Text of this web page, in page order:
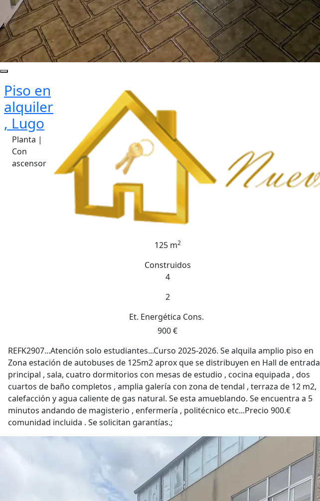
Piso en
alquiler
, Lugo
Planta |
Con
ascensor
125 m2
Construidos
4
2
Et. Energética Cons.
900 €
REFK2907...Atención solo estudiantes...Curso 2025-2026. Se alquila amplio piso en
Zona estación de autobuses de 125m2 aprox que se distribuyen en Hall de entrada
principal , sala, cuatro dormitorios con mesas de estudio , cocina equipada , dos
cuartos de baño completos , amplia galería con zona de tendal , terraza de 12 m2,
calefacción y agua caliente de gas natural. Se esta amueblando. Se encuentra a 5
minutos andando de magisterio , enfermería , politécnico etc...Precio 900.€
comunidad incluida . Se solicitan garantías.;